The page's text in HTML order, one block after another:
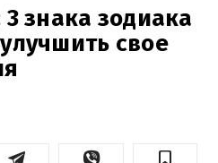
знака зодиака
свое